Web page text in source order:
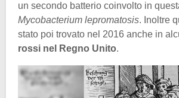
un secondo batterio coinvolto in
Mycobacterium lepromatosis. Inoltre
stato poi trovato nel 2016 anche in
rossi nel Regno Unito.